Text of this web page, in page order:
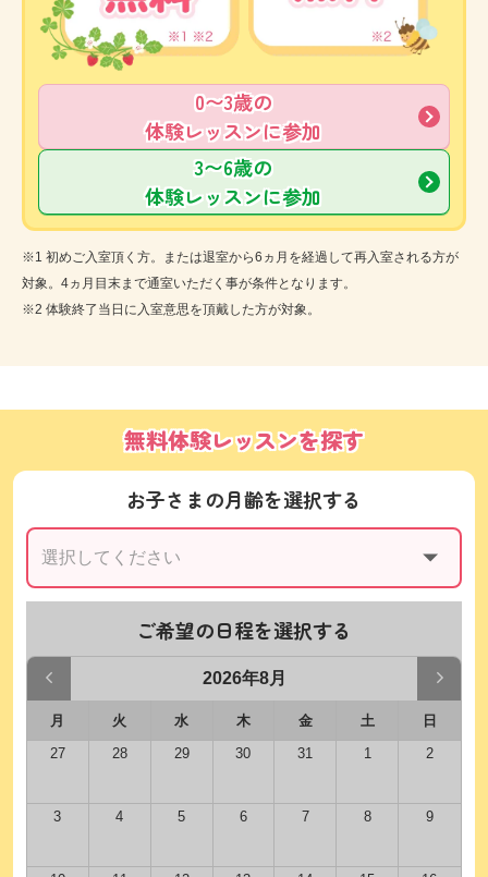
0〜3歳の
体験レッスンに参加
3〜6歳の
体験レッスンに参加
※1 初めご入室頂く方。または退室から6ヵ月を経過して再入室される方が
対象。4ヵ月目末まで通室いただく事が条件となります。
※2 体験終了当日に入室意思を頂戴した方が対象。
無料体験レッスンを探す
お子さまの月齢を選択する
ご希望の日程を選択する
2026年8月
月 火 水 木 金 土
日
27
28 29 30 31 1 2
3 4 5 6 7 8 9